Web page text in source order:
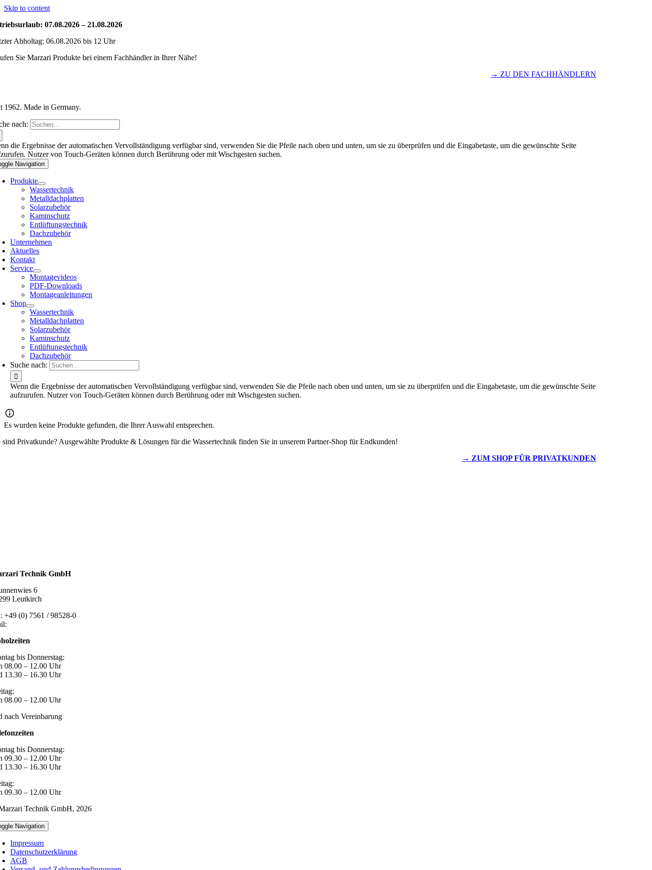
Skip to content
07.08.2026 – 21.08.2026
Abholtag: 06.08.2026 bis 12 Uhr
Sie Marzari Produkte bei einem Fachhändler in Ihrer Nähe!
→ ZU DEN FACHHÄNDLERN
1962. Made in Germany.
nach:
die Ergebnisse der automatischen Vervollständigung verfügbar sind, verwenden Sie die Pfeile nach oben und unten, um sie zu überprüfen und die Eingabetaste, um die gewünschte Seite
Nutzer von Touch-Geräten können durch Berührung oder mit Wischgesten suchen.
Navigation
Produkte
Wassertechnik
Metalldachplatten
Solarzubehör
Kaminschutz
Entlüftungstechnik
Dachzubehör
Unternehmen
Aktuelles
Kontakt
Service
Montagevideos
PDF-Downloads
Montageanleitungen
Shop
Wassertechnik
Metalldachplatten
Solarzubehör
Kaminschutz
Entlüftungstechnik
Dachzubehör
Suche nach:
Wenn die Ergebnisse der automatischen Vervollständigung verfügbar sind, verwenden Sie die Pfeile nach oben und unten, um sie zu überprüfen und die Eingabetaste, um die gewünschte Seite
aufzurufen. Nutzer von Touch-Geräten können durch Berührung oder mit Wischgesten suchen.
Es wurden keine Produkte gefunden, die Ihrer Auswahl entsprechen.
sind Privatkunde? Ausgewählte Produkte & Lösungen für die Wassertechnik finden Sie in unserem Partner-Shop für Endkunden!
→ ZUM SHOP FÜR PRIVATKUNDEN
Technik GmbH
6
Leutkirch
+49 (0) 7561 / 98528-0
bis Donnerstag:
08.00 – 12.00 Uhr
13.30 – 16.30 Uhr
08.00 – 12.00 Uhr
nach Vereinbarung
bis Donnerstag:
09.30 – 12.00 Uhr
13.30 – 16.30 Uhr
09.30 – 12.00 Uhr
Technik GmbH, 2026
Navigation
Impressum
Datenschutzerklärung
AGB